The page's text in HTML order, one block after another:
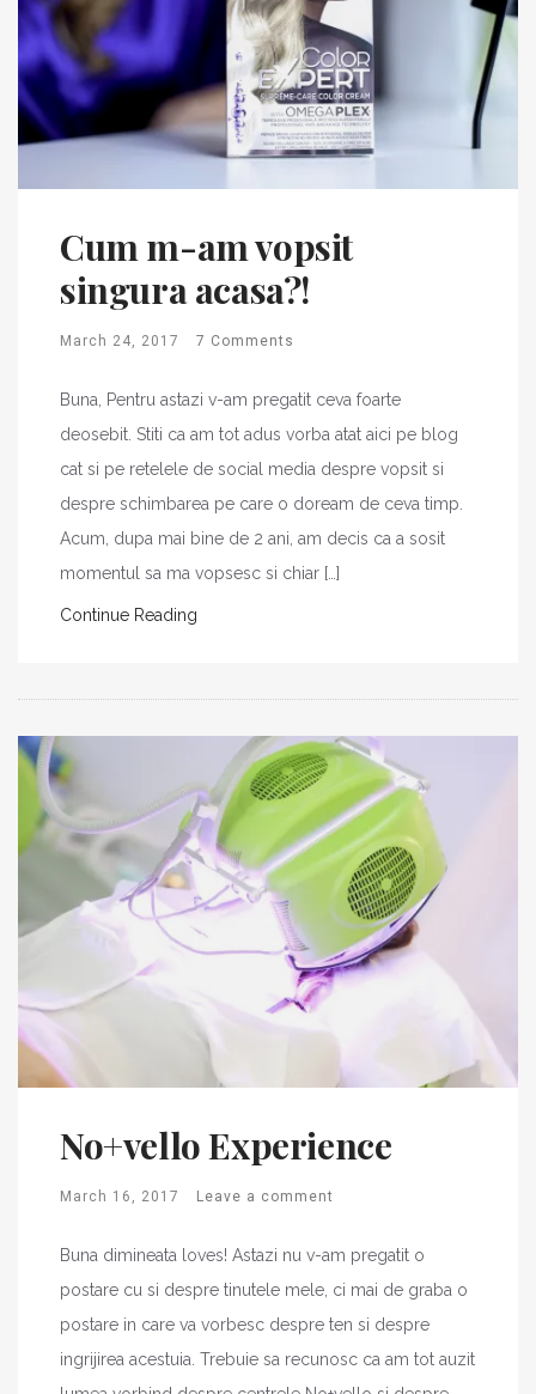
Cum m-am vopsit
singura acasa?!
March 24, 2017 7 Comments
Buna, Pentru astazi v-am pregatit ceva foarte
deosebit. Stiti ca am tot adus vorba atat aici pe blog
cat si pe retelele de social media despre vopsit si
despre schimbarea pe care o doream de ceva timp.
Acum, dupa mai bine de 2 ani, am decis ca a sosit
momentul sa ma vopsesc si chiar […]
Continue Reading
No+vello Experience
March 16, 2017 Leave a comment
Buna dimineata loves! Astazi nu v-am pregatit o
postare cu si despre tinutele mele, ci mai de graba o
postare in care va vorbesc despre ten si despre
ingrijirea acestuia. Trebuie sa recunosc ca am tot auzit